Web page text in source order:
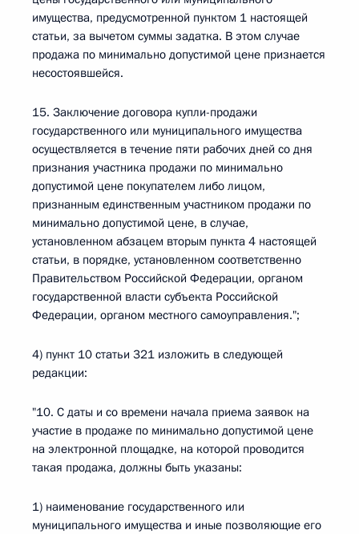
имущества, предусмотренной пунктом 1 настоящей
статьи, за вычетом суммы задатка. В этом случае
продажа по минимально допустимой цене признается
несостоявшейся.
15. Заключение договора купли-продажи
государственного или муниципального имущества
осуществляется в течение пяти рабочих дней со дня
признания участника продажи по минимально
допустимой цене покупателем либо лицом,
признанным единственным участником продажи по
минимально допустимой цене, в случае,
установленном абзацем вторым пункта 4 настоящей
статьи, в порядке, установленном соответственно
Правительством Российской Федерации, органом
государственной власти субъекта Российской
Федерации, органом местного самоуправления.";
4) пункт 10 статьи 321 изложить в следующей
редакции:
"10. С даты и со времени начала приема заявок на
участие в продаже по минимально допустимой цене
на электронной площадке, на которой проводится
такая продажа, должны быть указаны:
1) наименование государственного или
муниципального имущества и иные позволяющие его